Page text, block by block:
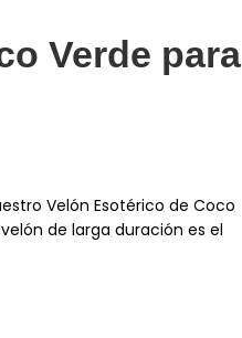
Verde para
Velón Esotérico de Coco
de larga duración es el